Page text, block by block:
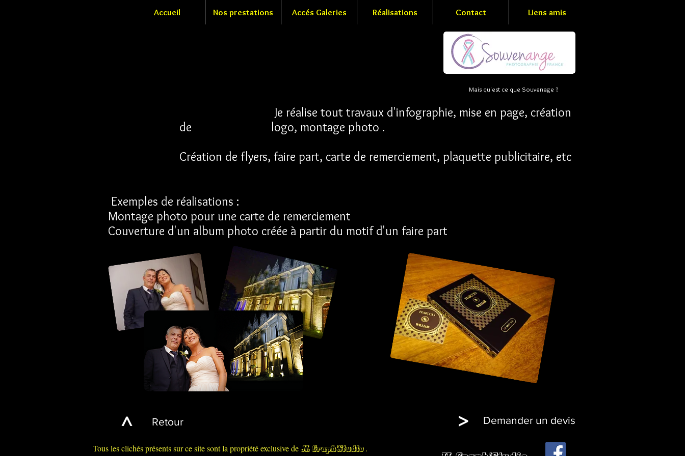
Accueil Nos prestations Accés Galeries Réalisations Contact Liens amis
Mais qu'est ce que Souvenage ?
Je réalise tout travaux d'infographie, mise en page, création
de logo, montage photo .
Création de flyers, faire part, carte de remerciement, plaquette publicitaire, etc
Exemples de réalisations :
Montage photo pour une carte de remerciement
Couverture d'un album photo créée à partir du motif d'un faire part
> Retour > Demander un devis
Tous les clichés présents sur ce site sont la propriété exclusive de JL Graph'Studio.